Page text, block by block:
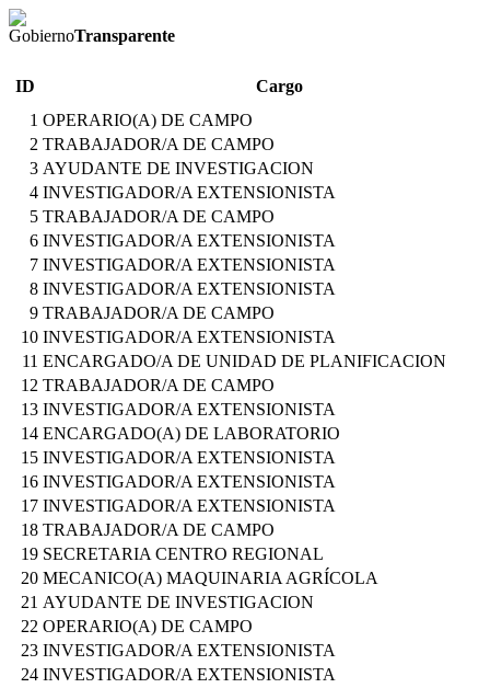
GobiernoTransparente
ID
Cargo
1 OPERARIO(A) DE CAMPO
2 TRABAJADOR/A DE CAMPO
3 AYUDANTE DE INVESTIGACION
4 INVESTIGADOR/A EXTENSIONISTA
5 TRABAJADOR/A DE CAMPO
6 INVESTIGADOR/A EXTENSIONISTA
7 INVESTIGADOR/A EXTENSIONISTA
8 INVESTIGADOR/A EXTENSIONISTA
9 TRABAJADOR/A DE CAMPO
10 INVESTIGADOR/A EXTENSIONISTA
11 ENCARGADO/A DE UNIDAD DE PLANIFICACION
12 TRABAJADOR/A DE CAMPO
13 INVESTIGADOR/A EXTENSIONISTA
14 ENCARGADO(A) DE LABORATORIO
15 INVESTIGADOR/A EXTENSIONISTA
16 INVESTIGADOR/A EXTENSIONISTA
17 INVESTIGADOR/A EXTENSIONISTA
18 TRABAJADOR/A DE CAMPO
19 SECRETARIA CENTRO REGIONAL
20 MECANICO(A) MAQUINARIA AGRÍCOLA
21 AYUDANTE DE INVESTIGACION
22 OPERARIO(A) DE CAMPO
23 INVESTIGADOR/A EXTENSIONISTA
24 INVESTIGADOR/A EXTENSIONISTA